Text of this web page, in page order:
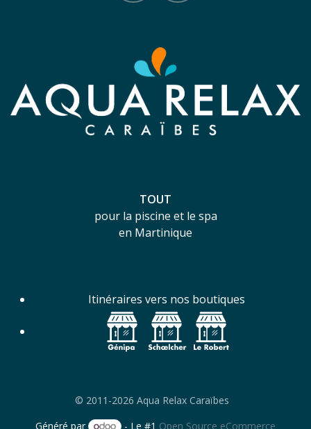
TOUT
pour la piscine et le spa
en Martinique
Itinéraires vers nos boutiques
© 2011-2026 Aqua Relax Caraïbes
Généré par
- Le #1 Open Source eCommerce